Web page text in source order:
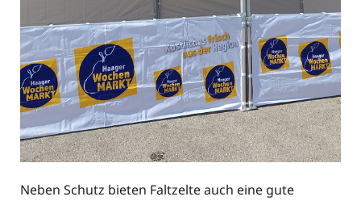
Neben Schutz bieten Faltzelte auch eine gute